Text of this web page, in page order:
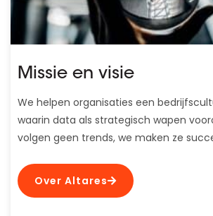
Missie en visie
We helpen organisaties een
waarin data als strategisch wapen
volgen geen trends, we maken ze
Over Altares